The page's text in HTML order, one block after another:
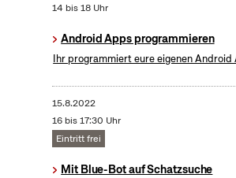
14 bis 18 Uhr
Android Apps programmieren
Ihr programmiert eure eigenen Android
15.8.2022
16 bis 17:30 Uhr
Eintritt frei
Mit Blue-Bot auf Schatzsuche